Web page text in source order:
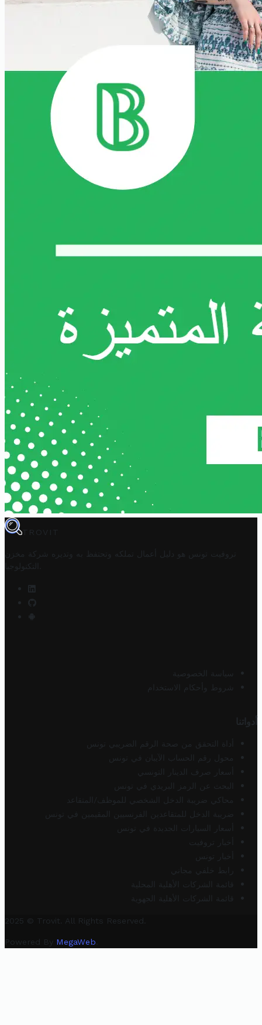
TROVIT
تروفيت تونس هو دليل أعمال تملكه وتحتفظ به وتديره
شركة مخزن
التكنولوجيا
سياسة الخصوصية
شروط وأحكام الاستخدام
أدواتنا
أداة التحقق من صحة الرقم الضريبي تونس
محول رقم الحساب الآيبان في تونس
أسعار صرف الدينار التونسي
البحث عن الرمز البريدي في تونس
محاكي ضريبة الدخل الشخصي للموظف/المتقاعد
ضريبة الدخل للمتقاعدين الفرنسيين المقيمين في تونس
أسعار السيارات الجديدة في تونس
أخبار تروفيت
أخبار تونس
رابط خلفي مجاني
قائمة الشركات الأهلية المحلية
قائمة الشركات الأهلية الجهوية
2025 © Trovit. All Rights Reserved.
Powered By MegaWeb